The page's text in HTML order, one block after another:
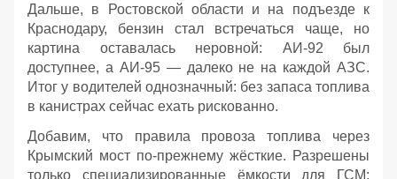
Дальше, в Ростовской области и на подъезде к
Краснодару, бензин стал встречаться чаще, но
картина оставалась неровной: АИ‑92 был
доступнее, а АИ‑95 — далеко не на каждой АЗС.
Итог у водителей однозначный: без запаса топлива
в канистрах сейчас ехать рискованно.
Добавим, что правила провоза топлива через
Крымский мост по‑прежнему жёсткие. Разрешены
только специализированные ёмкости для ГСМ: